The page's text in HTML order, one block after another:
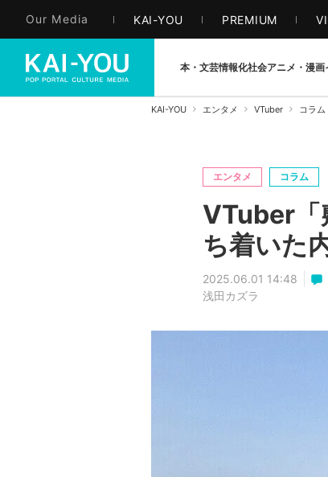
Our Media KAI-YOU PREMIUM
本・文芸情報化社会アニメ・漫画
KAI-YOU エンタメ VTuber コラム
エンタメ コラム
VTuber「
ち着いた
2025.06.01 14:48
浅田カズラ